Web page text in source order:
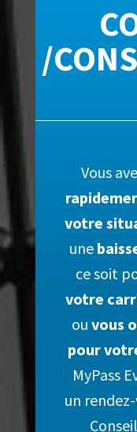
/
Vous
votre
une
ce soit
votre
ou vous
pour
MyPass
un